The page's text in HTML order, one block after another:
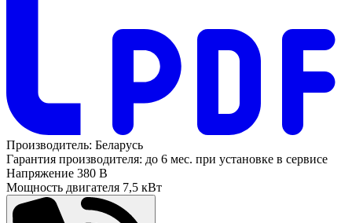
Производитель: Беларусь
Гарантия производителя: до 6 мес. при установке в сервисе
Напряжение 380 В
Мощность двигателя 7,5 кВт